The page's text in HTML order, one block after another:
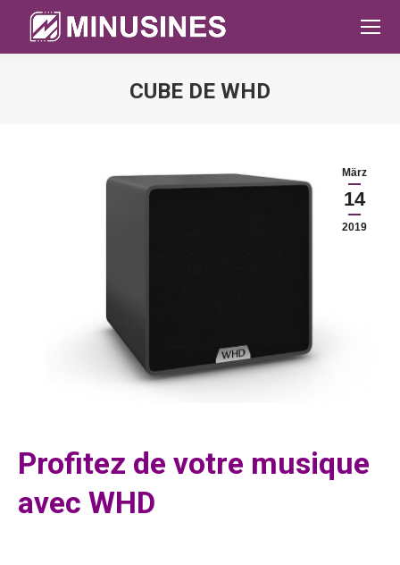
CUBE DE WHD
März
14
2019
Profitez de votre musique
avec WHD